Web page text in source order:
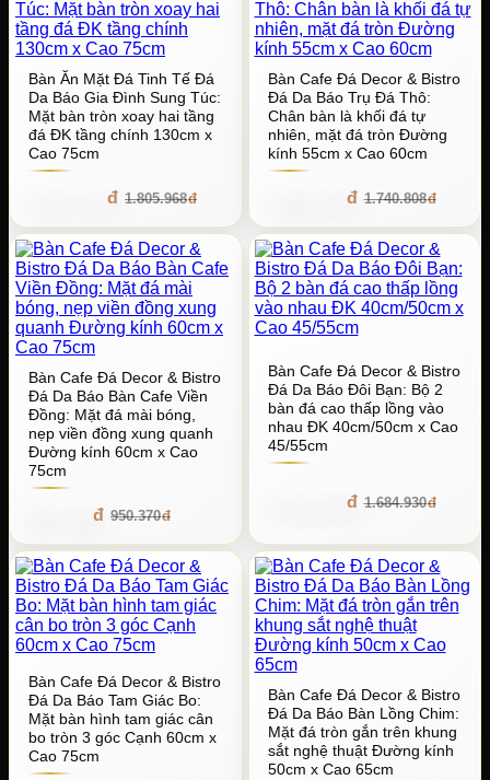
Bàn Ăn Mặt Đá Tinh Tế Đá
Da Báo Gia Đình Sung Túc:
Mặt bàn tròn xoay hai tầng
đá ĐK tầng chính 130cm x
Cao 75cm
1.805.968
Bàn Cafe Đá Decor & Bistro
Đá Da Báo Trụ Đá Thô:
Chân bàn là khối đá tự
nhiên, mặt đá tròn Đường
kính 55cm x Cao 60cm
1.740.808
Bàn Cafe Đá Decor & Bistro
Đá Da Báo Bàn Cafe Viền
Đồng: Mặt đá mài bóng,
nẹp viền đồng xung quanh
Đường kính 60cm x Cao
75cm
950.370
Bàn Cafe Đá Decor & Bistro
Đá Da Báo Đôi Bạn: Bộ 2
bàn đá cao thấp lồng vào
nhau ĐK 40cm/50cm x Cao
45/55cm
1.684.930
Bàn Cafe Đá Decor & Bistro
Đá Da Báo Tam Giác Bo:
Mặt bàn hình tam giác cân
bo tròn 3 góc Cạnh 60cm x
Cao 75cm
Bàn Cafe Đá Decor & Bistro
Đá Da Báo Bàn Lồng Chim:
Mặt đá tròn gắn trên khung
sắt nghệ thuật Đường kính
50cm x Cao 65cm